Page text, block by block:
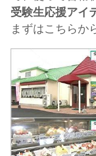
受験生応援アイ
まずはこちらか